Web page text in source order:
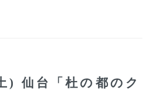
仙台「杜の都のク